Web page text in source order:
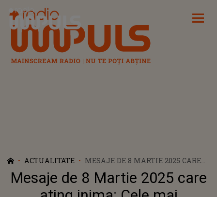
Radio Impuls
ACTUALITATE
MESAJE DE 8 MARTIE 2025 CARE
ATING INIMA: CELE MAI
FRUMOASE URĂRI PENTRU
FEMEILE SPECIALE DIN VIAȚA TA
Mesaje de 8 Martie 2025 care